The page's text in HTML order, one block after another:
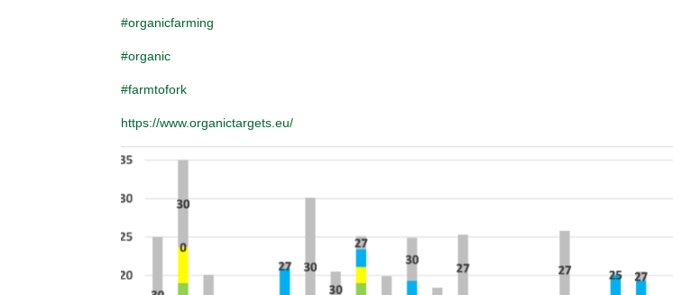
#organicfarming
#organic
#farmtofork
https://www.organictargets.eu/